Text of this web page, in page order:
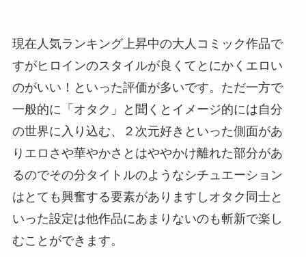
現在人気ランキング上昇中の大人コミック作品で
すがヒロインのスタイルが良くてとにかくエロい
のがいい！といった評価が多いです。ただ一方で
一般的に「オタク」と聞くとイメージ的には自分
の世界に入り込む、２次元好きといった側面があ
りエロさや華やかさとはややかけ離れた部分があ
るのでその分タイトルのようなシチュエーション
はとても興奮する要素がありますしオタク同士と
いった設定は他作品にあまりないのも斬新で楽し
むことができます。